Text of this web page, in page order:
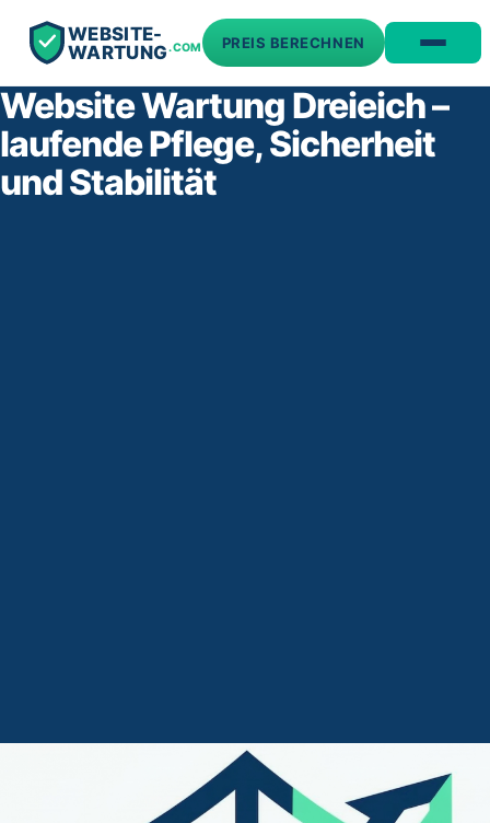
WEBSITE-
WARTUNG.COM PREIS BERECHNEN
Website Wartung Dreieich –
laufende Pflege, Sicherheit
und Stabilität